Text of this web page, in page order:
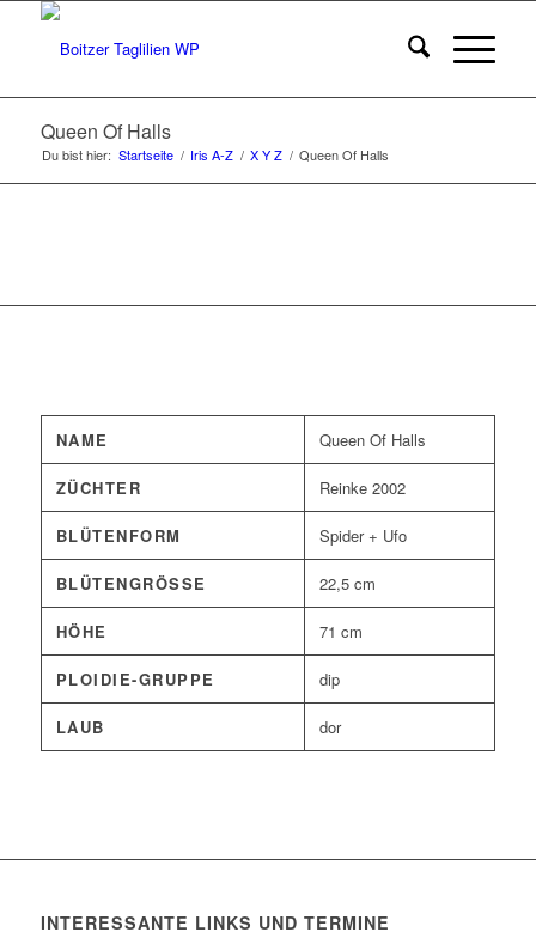
Queen Of Halls
Du bist hier: Startseite / Iris A-Z / X Y Z / Queen Of Halls
NAME Queen Of Halls
ZÜCHTER Reinke 2002
BLÜTENFORM Spider + Ufo
BLÜTENGRÖSSE 22,5 cm
HÖHE 71 cm
PLOIDIE-GRUPPE dip
LAUB dor
INTERESSANTE LINKS UND TERMINE